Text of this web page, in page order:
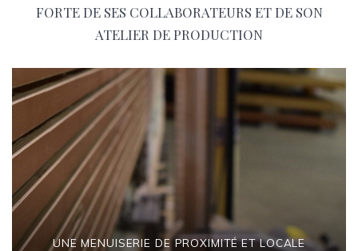
FORTE DE SES COLLABORATEURS ET DE SON
ATELIER DE PRODUCTION
UNE MENUISERIE DE PROXIMITÉ ET LOCALE